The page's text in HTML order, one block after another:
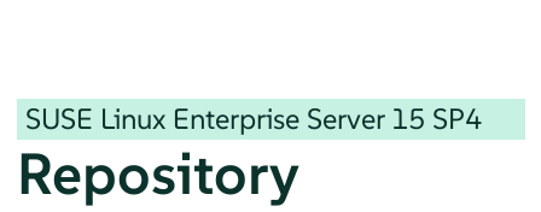
SUSE Linux Enterprise Server 15 SP4
Repository